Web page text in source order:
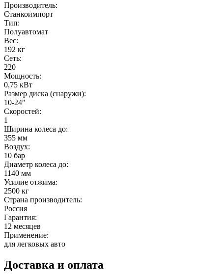
Производитель:
Станкоимпорт
Тип:
Полуавтомат
Вес:
192 кг
Сеть:
220
Мощность:
0,75 кВт
Размер диска (снаружи):
10-24"
Скоростей:
1
Ширина колеса до:
355 мм
Воздух:
10 бар
Диаметр колеса до:
1140 мм
Усилие отжима:
2500 кг
Страна производитель:
Россия
Гарантия:
12 месяцев
Применение:
для легковых авто
Доставка и оплата